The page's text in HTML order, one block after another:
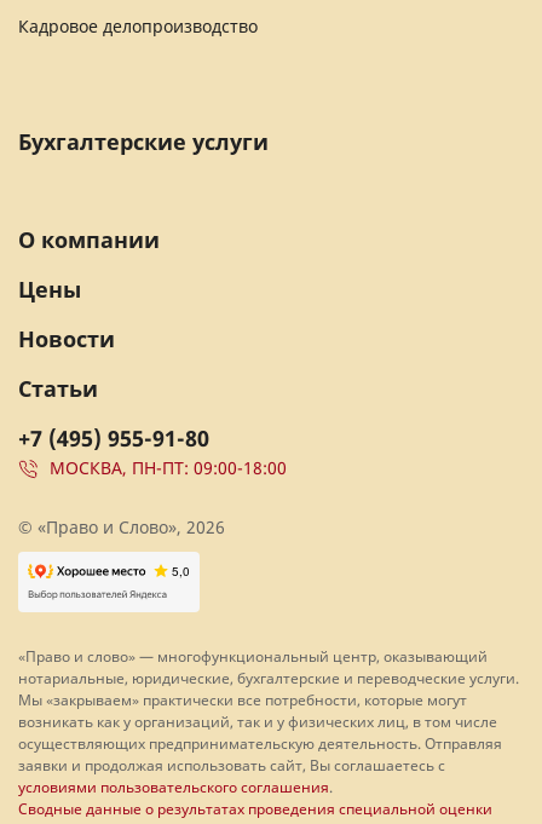
Кадровое делопроизводство
Бухгалтерские услуги
+7 (495) 955-91-80
МОСКВА, ПН-ПТ: 09:00-18:00
О компании
Цены
Новости
Статьи
© «Право и Слово», 2026
«Право и слово» — многофункциональный центр, оказывающий
нотариальные, юридические, бухгалтерские и переводческие услуги.
Мы «закрываем» практически все потребности, которые могут
возникать как у организаций, так и у физических лиц, в том числе
осуществляющих предпринимательскую деятельность. Отправляя
заявки и продолжая использовать сайт, Вы соглашаетесь с
условиями пользовательского соглашения.
Сводные данные о результатах проведения специальной оценки